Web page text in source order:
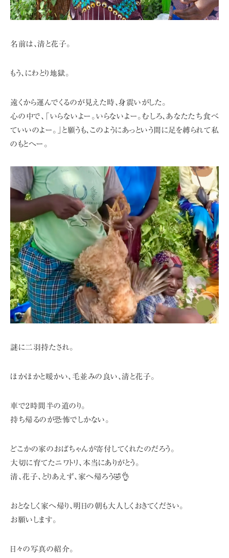
名前は、清と花子。
もう、にわとり地獄。
遠くから運んでくるのが見えた時、身震いがした。
心の中で、「いらないよー。いらないよー。むしろ、あなたたち食べ
ていいのよー。」 と願うも、このようにあっという間に足を縛られて私
のもとへー。
謎に二羽持たされ。
ほかほかと暖かい、毛並みの良い、清と花子。
車で2時間半の道のり。
持ち帰るのが恐怖でしかない。
どこかの家のおばちゃんが寄付してくれたのだろう。
大切に育てたニワトリ、本当にありがとう。
清、花子、とりあえず、家へ帰ろう🤣👌
おとなしく家へ帰り、明日の朝も大人しくおきてください。
お願いします。
日々の写真の紹介。